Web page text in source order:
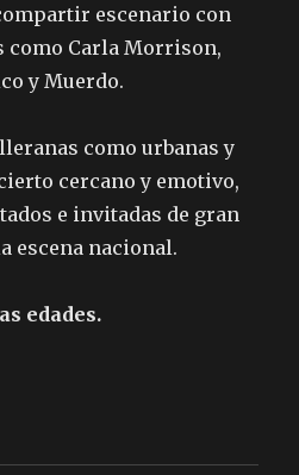
escenario con
como Carla Morrison,
y Muerdo.
como urbanas y
cercano y emotivo,
e invitadas de gran
escena nacional.
edades.